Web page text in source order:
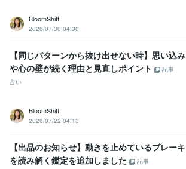
BloomShift
2026/07/30 04:30
【同じパターンから抜け出せない時】思い込み
や心の壁が続く理由と見直しポイント
記事
占い
BloomShift
2026/07/22 04:13
【出品のお知らせ】動きを止めているブレーキ
を読み解く鑑定を追加しました
記事